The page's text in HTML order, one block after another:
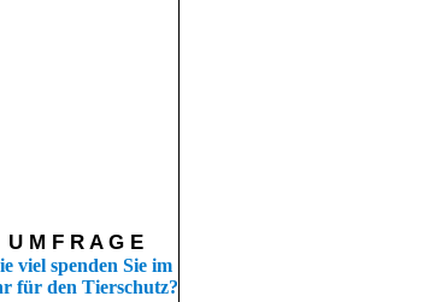
U M F R A G E
viel spenden Sie im
für den Tierschutz?